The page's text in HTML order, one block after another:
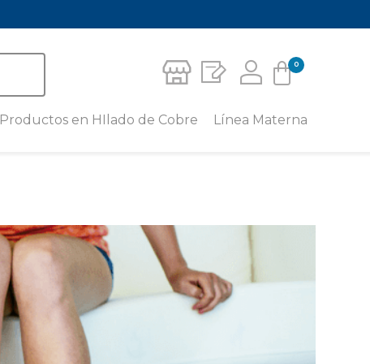
0
Carrito
Productos en HIlado de Cobre
Media para pie sensible – unisex
caña baja
Media para pie sensible – unisex
al tobillo
Calcetín Miracle Socks
Faja Mentonera
Línea Materna
Camisilla Tirantes Materna con
Short Materno con Hilado de
Cobre